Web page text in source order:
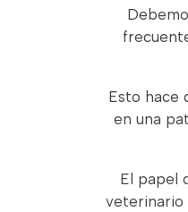
Esto hace
en una
El papel
veterinario